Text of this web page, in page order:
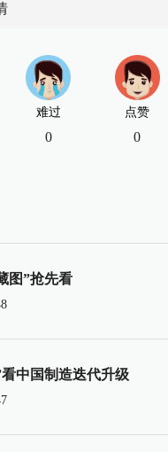
难过
0
点赞
0
图”抢先看
中国制造迭代升级